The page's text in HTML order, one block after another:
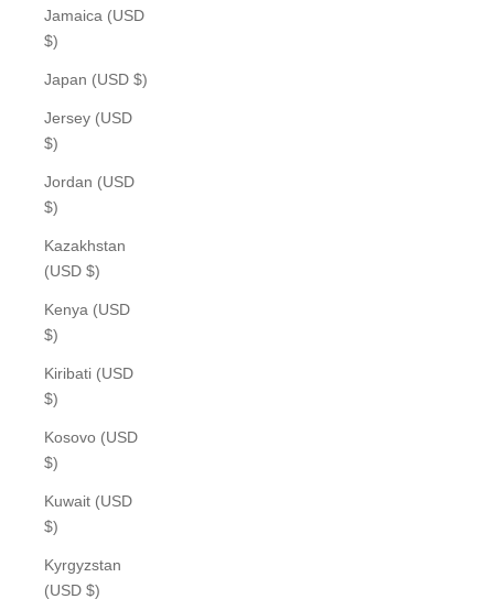
Jamaica (USD
$)
Japan (USD $)
Jersey (USD
$)
Jordan (USD
$)
Kazakhstan
(USD $)
Kenya (USD
$)
Kiribati (USD
$)
Kosovo (USD
$)
Kuwait (USD
$)
Kyrgyzstan
(USD $)